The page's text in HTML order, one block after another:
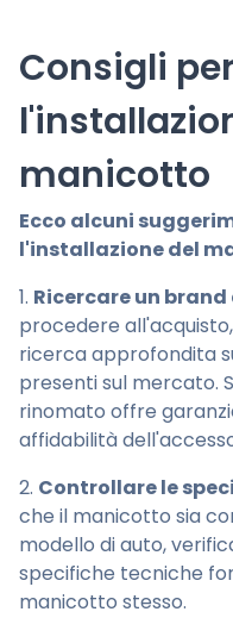
Consigli
manicotto
Ecco alcuni
l'installazione del
1. Ricercare un
procedere
ricerca approfondita
presenti sul mercato.
rinomato offre
affidabilità
2. Controllare le
che il manicotto sia
modello di auto,
specifiche tecniche
manicotto stesso.